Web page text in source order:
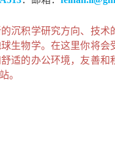
沉积学研究方向、技
生物学。在这里你将
适的办公环境，友善
。